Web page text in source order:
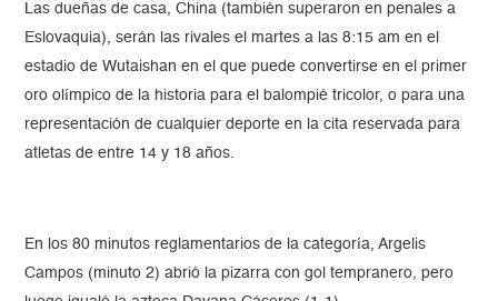
Las dueñas de casa, China (también superaron en penales a
Eslovaquia), serán las rivales el martes a las 8:15 am en el
estadio de Wutaishan en el que puede convertirse en el primer
oro olímpico de la historia para el balompié tricolor, o para una
representación de cualquier deporte en la cita reservada para
atletas de entre 14 y 18 años.
En los 80 minutos reglamentarios de la categoría, Argelis
Campos (minuto 2) abrió la pizarra con gol tempranero, pero